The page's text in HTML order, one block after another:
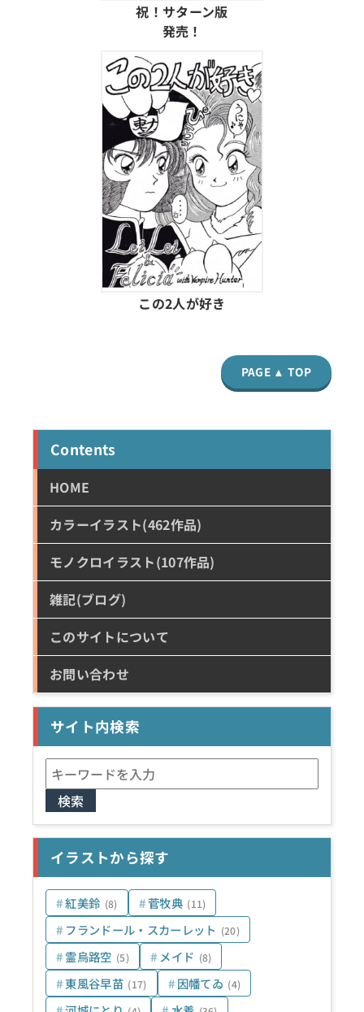
祝！サターン版
発売！
この2人が好き
PAGE ▲ TOP
Contents
HOME
カラーイラスト(462作品)
モノクロイラスト(107作品)
雑記(ブログ)
このサイトについて
お問い合わせ
サイト内検索
検
索:
イラストから探す
紅美鈴 (8) 菅牧典 (11)
フランドール・スカーレット (20)
霊烏路空 (5) メイド (8)
東風谷早苗 (17) 因幡てゐ (4)